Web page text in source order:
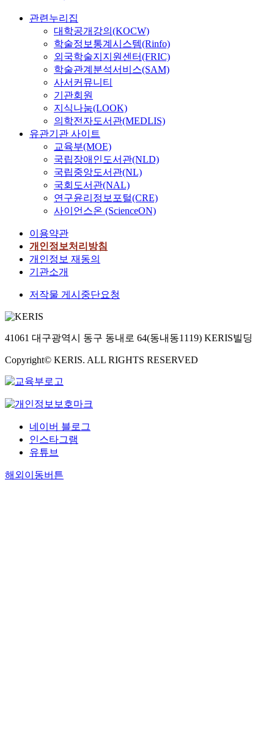
관련누리집
대학공개강의(KOCW)
학술정보통계시스템(Rinfo)
외국학술지지원센터(FRIC)
학술관계분석서비스(SAM)
사서커뮤니티
기관회원
지식나눔(LOOK)
의학전자도서관(MEDLIS)
유관기관 사이트
교육부(MOE)
국립장애인도서관(NLD)
국립중앙도서관(NL)
국회도서관(NAL)
연구윤리정보포털(CRE)
사이언스온 (ScienceON)
이용약관
개인정보처리방침
개인정보 재동의
기관소개
저작물 게시중단요청
41061 대구광역시 동구 동내로 64(동내동1119) KERIS빌딩
Copyright© KERIS. ALL RIGHTS RESERVED
네이버 블로그
인스타그램
유튜브
해외이동버튼